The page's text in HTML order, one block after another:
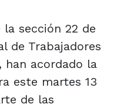
la sección 22 de
de Trabajadores
han acordado la
este martes 13
de las